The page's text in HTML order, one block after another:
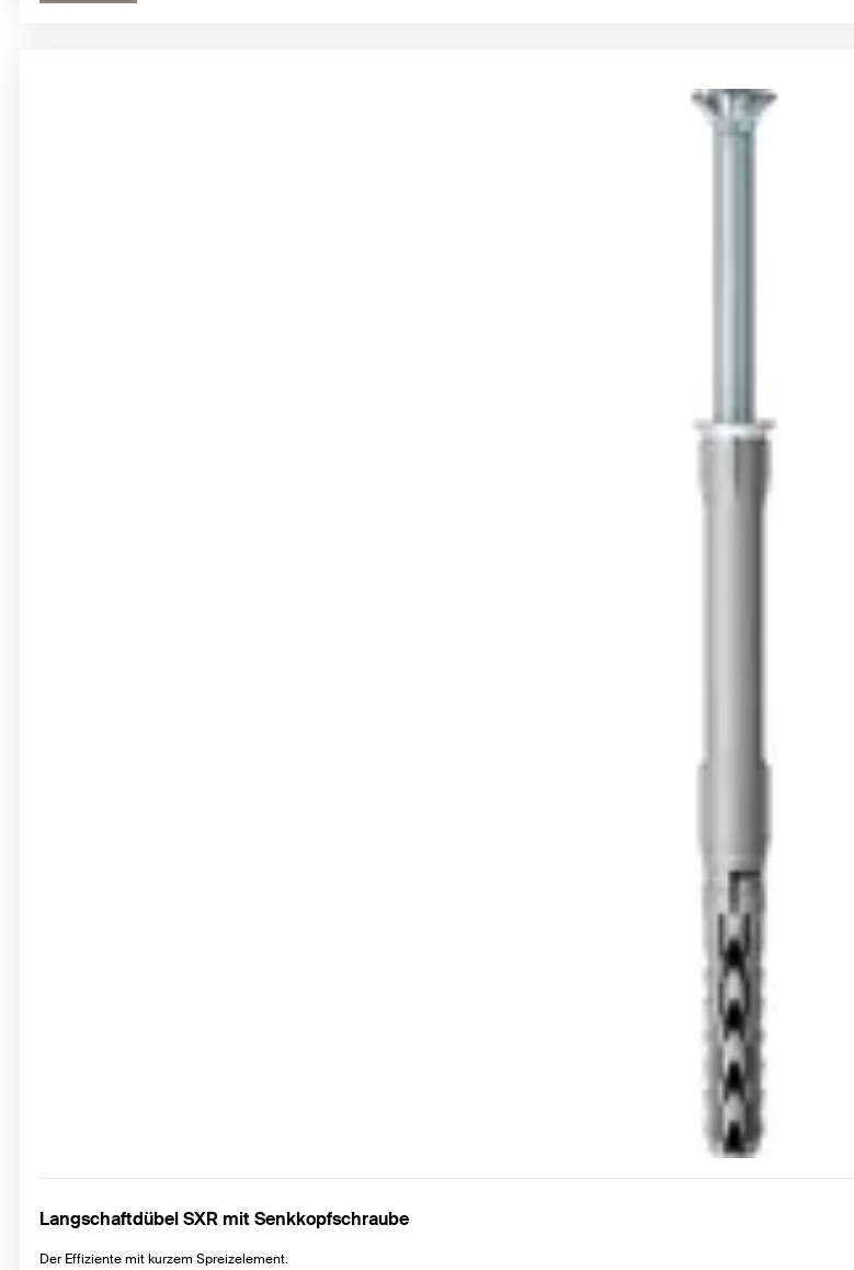
Langschaftdübel SXR mit Senkkopfschraube
Der Effiziente mit kurzem Spreizelement.